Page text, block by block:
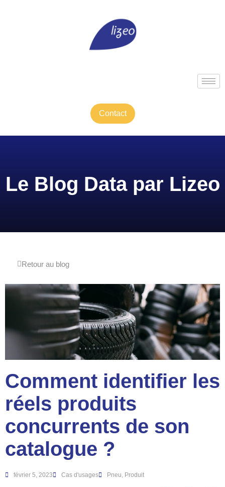
Contact
Le Blog Data par Lizeo
Retour au blog
Comment identifier les
réels produits
concurrents de son
catalogue ?
février 5, 2023 Cas d'usages Pneu, Produit